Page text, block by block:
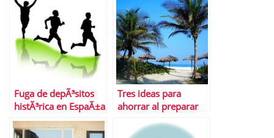
Fuga de depÃ³sitos
histÃ³rica en EspaÃ±a
Tres ideas para
ahorrar al preparar